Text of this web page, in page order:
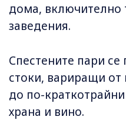
дома, включително
заведения.
Спестените пари
стоки, вариращи
до по-
храна и вино.